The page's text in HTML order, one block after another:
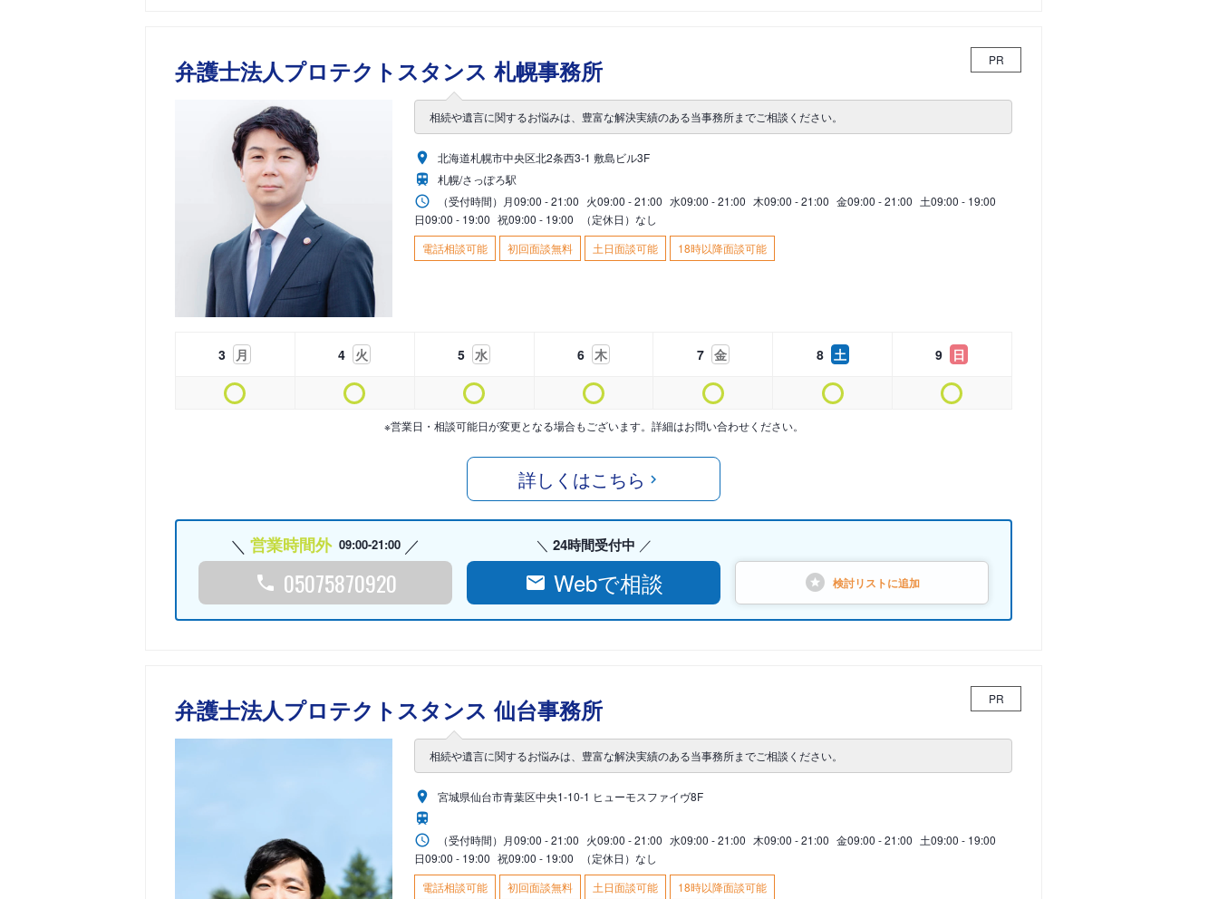
弁護士法人プロテクトスタンス 札幌事務所 PR
相続や遺言に関するお悩みは、豊富な解決実績のある当事務所までご相談ください。
北海道札幌市中央区北2条西3-1 敷島ビル3F
札幌/さっぽろ駅
（受付時間） 月09:00 - 21:00 火09:00 - 21:00 水09:00 - 21:00 木09:00 - 21:00 金09:00 - 21:00 土09:00 - 19:00
日09:00 - 19:00 祝09:00 - 19:00
（定休日）なし
電話相談可能
初回面談無料 土日面談可能 18時以降面談可能
3 月 4 火 5 水 6 木 7 金 8 土 9 日
※営業日・相談可能日が変更となる場合もございます。詳細はお問い合わせください。
詳しくはこちら
営業時間外 09:00-21:00
05075870920
24時間受付中
Webで相談 検討リストに追加
弁護士法人プロテクトスタンス 仙台事務所 PR
相続や遺言に関するお悩みは、豊富な解決実績のある当事務所までご相談ください。
宮城県仙台市青葉区中央1-10-1 ヒューモスファイヴ8F
（受付時間） 月09:00 - 21:00 火09:00 - 21:00 水09:00 - 21:00 木09:00 - 21:00 金09:00 - 21:00 土09:00 - 19:00
日09:00 - 19:00 祝09:00 - 19:00
（定休日）なし
電話相談可能
初回面談無料 土日面談可能 18時以降面談可能